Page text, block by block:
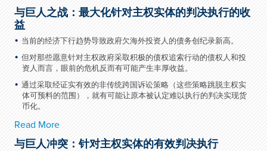
与巨人之战：最大化针对主权实体的判决执行的收
益
当前的经济下行趋势导致政府欠海外投资人的债务创纪录新高。
但对那些愿意针对主权政府采取积极的债权追索行动的债权人和投
资人而言，眼前的危机反而有可能产生丰厚收益。
通过采取经证实有效的非传统跨国诉讼策略（这些策略跳脱主权实
体可预料的范围），就有可能让原本被认定难以执行的判决实现货
币化。
Read More
与巨人冲突：针对主权实体的有效判决执行